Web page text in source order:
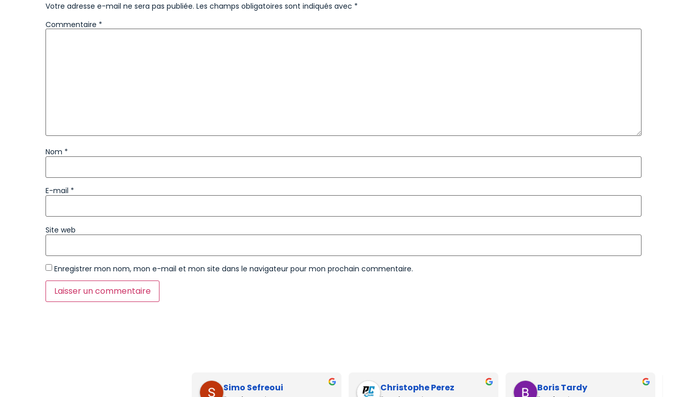
Votre adresse e-mail ne sera pas publiée. Les champs obligatoires sont indiqués avec *
Commentaire *
Nom *
E-mail *
Site web
Enregistrer mon nom, mon e-mail et mon site dans le navigateur pour mon prochain commentaire.
Simo Sefreoui Christophe Perez Boris Tardy